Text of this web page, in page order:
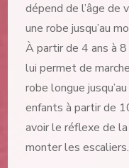
dépend de l’âge
une robe jusqu’au
À partir de 4 ans à 8
lui permet de
robe longue
enfants à partir de
avoir le réflexe de
monter les escaliers.